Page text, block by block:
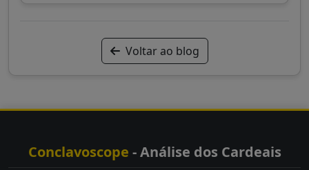
Voltar ao blog
Conclavoscope - Análise dos Cardeais